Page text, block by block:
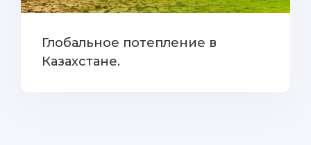
Глобальное потепление в
Казахстане.